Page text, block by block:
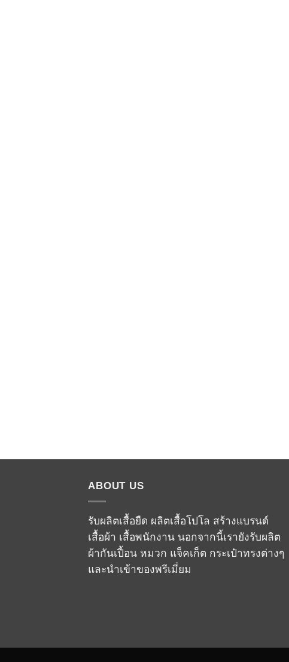
ABOUT US
รับผลิตเสื้อยืด ผลิตเสื้อโปโล สร้างแบรนด์
เสื้อผ้า เสื้อพนักงาน นอกจากนี้เรายังรับผลิต
ผ้ากันเปื้อน หมวก แจ็คเก็ต กระเป๋าทรงต่างๆ
และนำเข้าของพรีเมี่ยม